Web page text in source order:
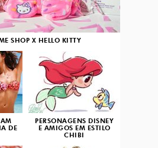
SHOP X HELLO KITTY
DE
PERSONAGENS DISNEY
E AMIGOS EM ESTILO
CHIBI
3